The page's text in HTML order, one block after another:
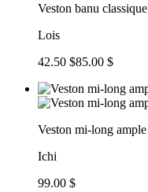
Veston banu classique
Lois
42.50 $85.00 $
Veston mi-long ample
Ichi
99.00 $